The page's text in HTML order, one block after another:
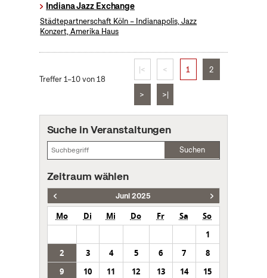
Indiana Jazz Exchange
Städtepartnerschaft Köln – Indianapolis, Jazz
Konzert, Amerika Haus
Treffer 1–10 von 18
|< < 1 2
> >|
Suche in Veranstaltungen
Suchen
Zeitraum wählen
Juni 2025
Mo Di Mi Do Fr Sa
So
1
2
3 4 5 6 7
8
9
10 11 12 13 14
15